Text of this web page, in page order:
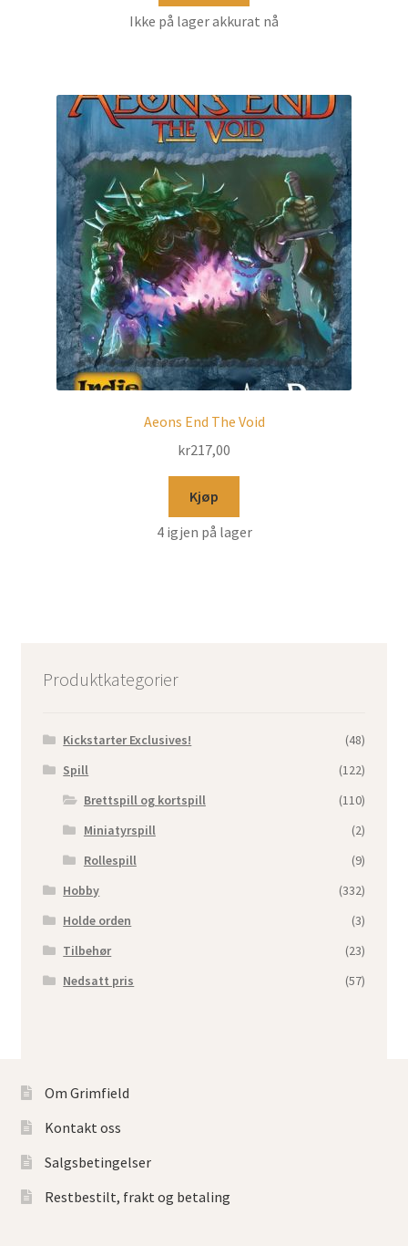
Ikke på lager akkurat nå
Aeons End The Void
kr217,00
Kjøp
4 igjen på lager
Produktkategorier
Kickstarter Exclusives!
(48)
Spill
(122)
Brettspill og kortspill
(110)
Miniatyrspill
(2)
Rollespill
(9)
Hobby
(332)
Holde orden
(3)
Tilbehør
(23)
Nedsatt pris
(57)
Om Grimfield
Kontakt oss
Salgsbetingelser
Restbestilt, frakt og betaling